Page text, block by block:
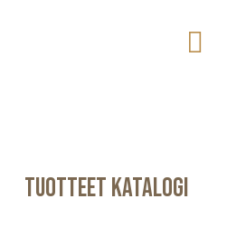
Tuotteet Katalogi